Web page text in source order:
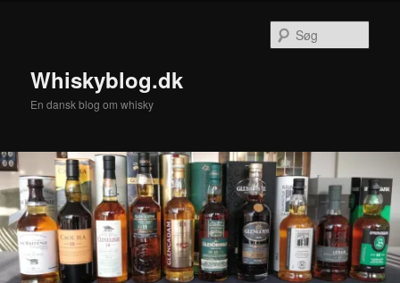
Whiskyblog.dk
En dansk blog om whisky